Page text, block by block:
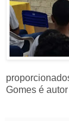
Gomes é